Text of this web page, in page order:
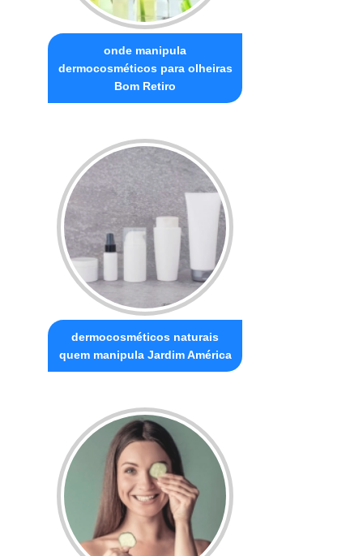
onde manipula
dermocosméticos para olheiras
Bom Retiro
dermocosméticos naturais
quem manipula Jardim América